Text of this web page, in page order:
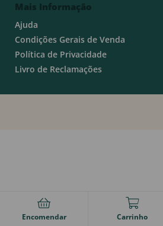
Mais Informação
Ajuda
Condições Gerais de Venda
Política de Privacidade
Livro de Reclamações
Encomendar Carrinho